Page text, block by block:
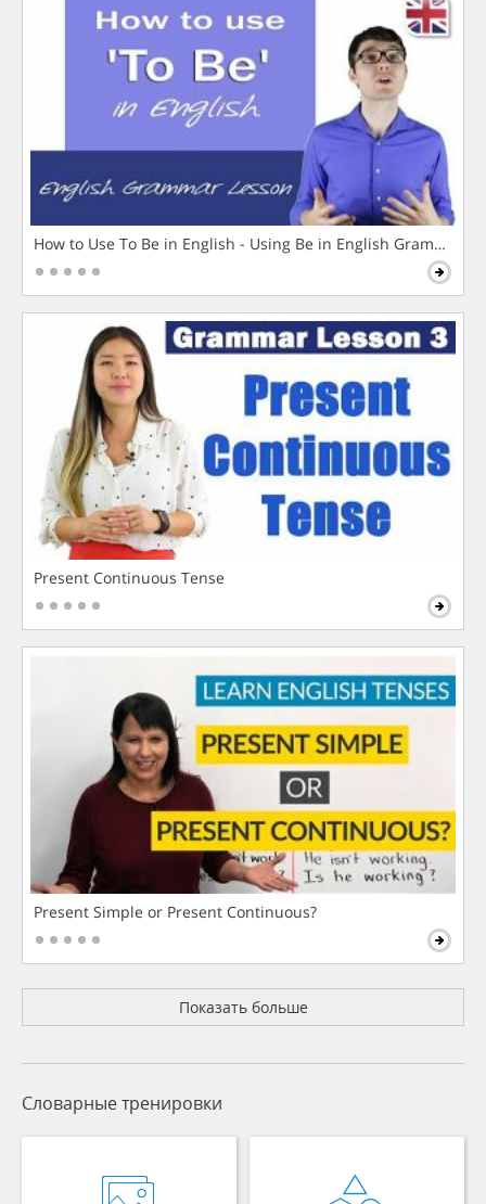
How to Use To Be in English - Using Be in English Grammar
Present Continuous Tense
Present Simple or Present Continuous?
Показать больше
Словарные тренировки